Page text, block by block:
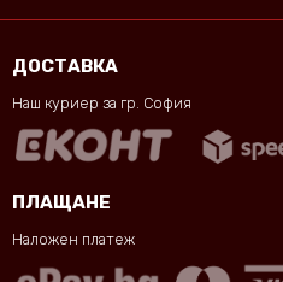
ДОСТАВКА
Наш куриер за гр. София
ПЛАЩАНЕ
Наложен платеж